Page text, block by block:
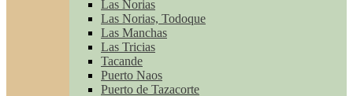
Las Norias
Las Norias, Todoque
Las Manchas
Las Tricias
Tacande
Puerto Naos
Puerto de Tazacorte